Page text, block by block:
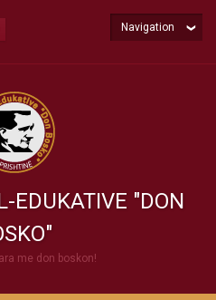
EDUKATIVE "DON
me don boskon!
Navigation